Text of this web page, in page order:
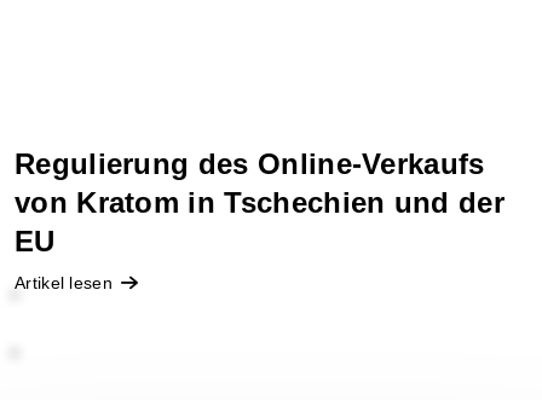
Regulierung des Online-Verkaufs
von Kratom in Tschechien und der
EU
Artikel lesen